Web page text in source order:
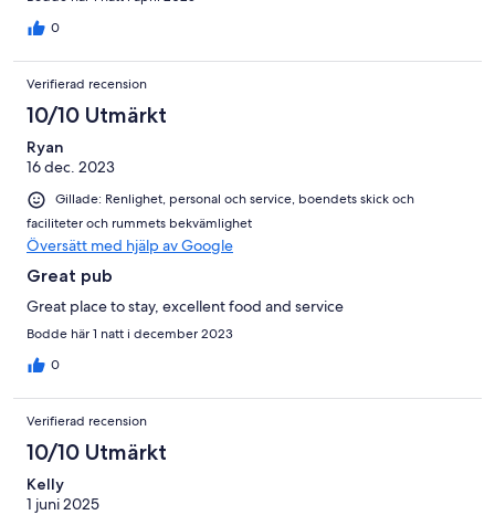
0
Verifierad recension
10/10 Utmärkt
Ryan
16 dec. 2023
Gillade: Renlighet, personal och service, boendets skick och
faciliteter och rummets bekvämlighet
Översätt med hjälp av Google
Great pub
Great place to stay, excellent food and service
Bodde här 1 natt i december 2023
0
Verifierad recension
10/10 Utmärkt
Kelly
1 juni 2025